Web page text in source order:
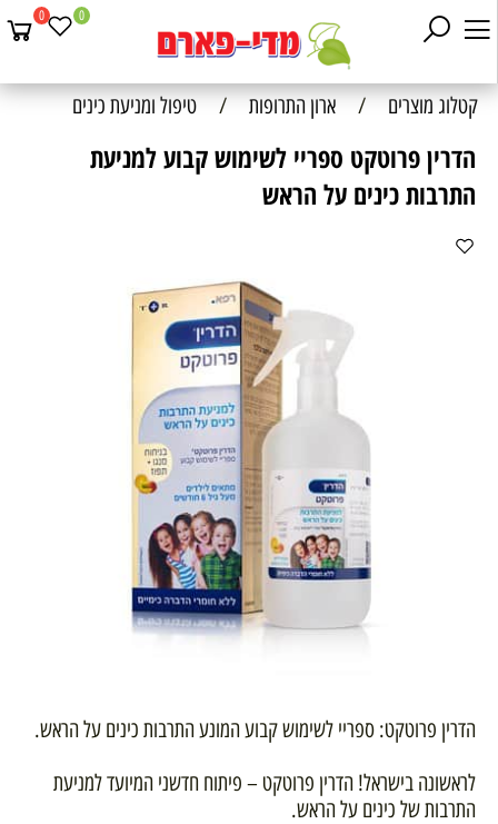
0 0
קטלוג מוצרים / ארון התרופות / טיפול ומניעת כינים
הדרין פרוטקט ספריי לשימוש קבוע למניעת
התרבות כינים על הראש
הדרין פרוטקט: ספריי לשימוש קבוע המונע התרבות כינים על הראש.
לראשונה בישראל! הדרין פרוטקט – פיתוח חדשני המיועד למניעת
התרבות של כינים על הראש.